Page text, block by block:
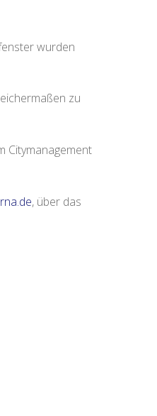
wurden
zu
Citymanagement
, über das